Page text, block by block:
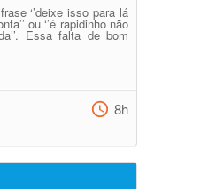
‘’deixe isso para lá
ou ‘’é rapidinho não
Essa falta de bom
8h